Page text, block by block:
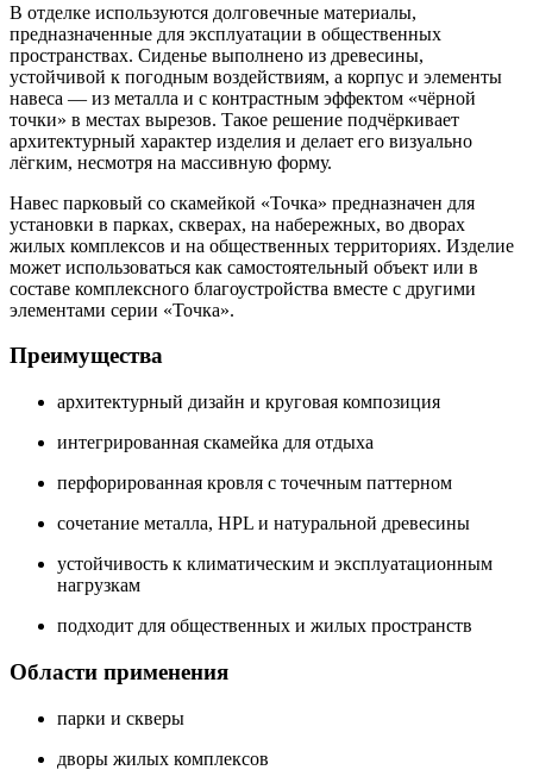
В отделке используются долговечные материалы,
предназначенные для эксплуатации в общественных
пространствах. Сиденье выполнено из древесины,
устойчивой к погодным воздействиям, а корпус и элементы
навеса — из металла и с контрастным эффектом «чёрной
точки» в местах вырезов. Такое решение подчёркивает
архитектурный характер изделия и делает его визуально
лёгким, несмотря на массивную форму.
Навес парковый со скамейкой «Точка» предназначен для
установки в парках, скверах, на набережных, во дворах
жилых комплексов и на общественных территориях. Изделие
может использоваться как самостоятельный объект или в
составе комплексного благоустройства вместе с другими
элементами серии «Точка».
Преимущества
архитектурный дизайн и круговая композиция
интегрированная скамейка для отдыха
перфорированная кровля с точечным паттерном
сочетание металла, HPL и натуральной древесины
устойчивость к климатическим и эксплуатационным
нагрузкам
подходит для общественных и жилых пространств
Области применения
парки и скверы
дворы жилых комплексов